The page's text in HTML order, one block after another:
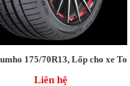
/ City 1.5 MT
175/70R13, Lốp cho xe
Liên hệ